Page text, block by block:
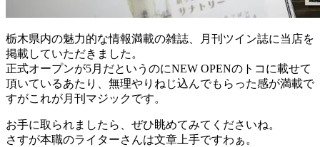
栃木県内の魅力的な情報満載の雑誌、月刊ツイン誌に当店を
掲載していただきました。
正式オープンが5月だというのにNEW OPENのトコに載せて
頂いているあたり、無理やりねじ込んでもらった感が満載で
すがこれが月刊マジックです。
お手に取られましたら、ぜひ眺めてみてくださいね。
さすが本職のライターさんは文章上手ですわぁ。